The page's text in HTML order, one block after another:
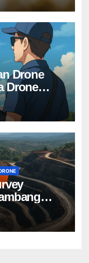
Drone
Drone
& Akurat